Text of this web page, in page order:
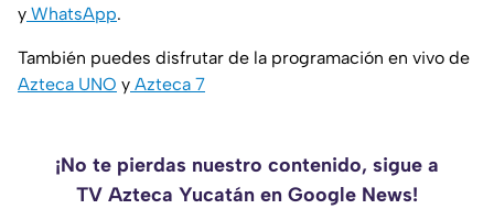
y WhatsApp.
También puedes disfrutar de la programación en vivo de
Azteca UNO y Azteca 7
¡No te pierdas nuestro contenido, sigue a
TV Azteca Yucatán en Google News!